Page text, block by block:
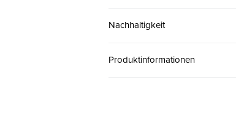
Nachhaltigkeit
Produktinformationen